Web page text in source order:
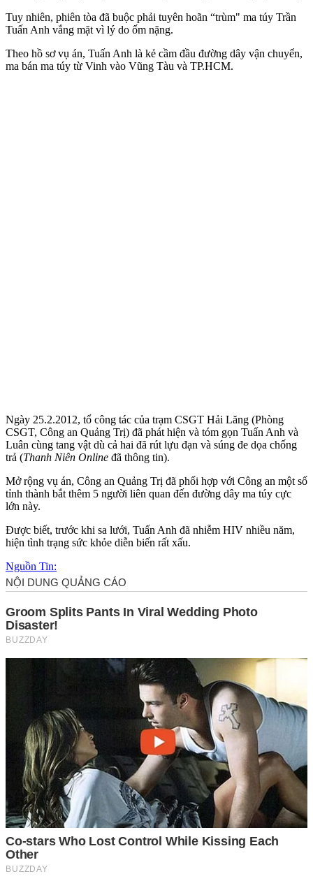
Tuy nhiên, phiên tòa đã buộc phải tuyên hoãn “trùm" m‌a tú‌y Trần
Tuấn Anh vắng mặt vì lý do ốm nặng.
Theo hồ sơ vụ án, Tuấn Anh là kẻ cầm đầu đường dây vận chuyển,
ma bán m‌a tú‌y từ Vinh vào Vũng Tàu và TP.HCM.
Ngày 25.2.2012, tổ công tác của trạm CSGT Hải Lăng (Phòng
CSGT, Công an Quảng Trị) đã phát hiện và tóm gọn Tuấn Anh và
Luân cùng tang vật dù cả hai đã rút lựu đạn và súng đe dọa chống
trả (Thanh Niên Online đã thông tin).
Mở rộng vụ án, Công an Quảng Trị đã phối hợp với Công an một số
tỉnh thành bắt thêm 5 người liên quan đến đường dây m‌a tú‌y cực
lớn này.
Được biết, trước khi sa lưới, Tuấn Anh đã nhiễm HIV nhiều năm,
hiện tình trạng sức khỏe diễn biến rất xấu.
Nguồn Tin: